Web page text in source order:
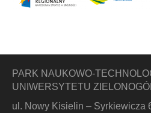
PARK NAUKOWO-
UNIWERSYTETU
ul. Nowy Kisielin – Syrkiewicza